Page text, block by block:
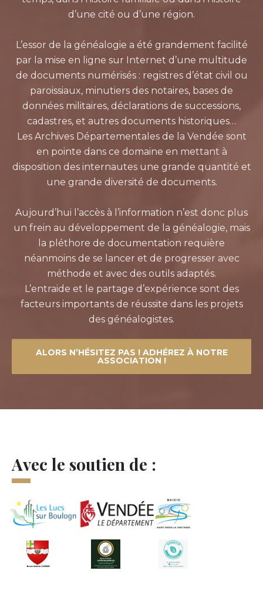
d’une cité ou d’une région.
L’essor de la généalogie a été grandement facilité
par la mise en ligne sur Internet d’une multitude
de documents numérisés : registres d’état civil ou
paroissiaux, minutiers des notaires, bases de
données militaires, déclarations de successions,
cadastres, et autres documents historiques…
Les Archives Départementales de la Vendée sont
en pointe dans ce domaine en mettant à
disposition des internautes une grande quantité et
une grande diversité de documents.
Aujourd’hui l’accès à l’information n’est donc plus
un frein au développement de la généalogie, mais
la pléthore de documentation requière
néanmoins de se lancer et de progresser avec
méthode et avec des outils adaptés.
L’entraide et le partage d’expérience sont des
facteurs importants de réussite dans les projets
des généalogistes.
ALORS N’HÉSITEZ PAS ! ADHÉREZ À NOTRE
ASSOCIATION !
Avec le soutien de :